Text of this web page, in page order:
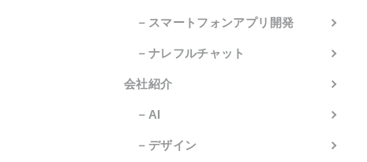
－スマートフォンアプリ開発
－ナレフルチャット
会社紹介
－AI
－デザイン